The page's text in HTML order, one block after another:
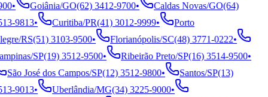
• Goiânia/GO(62) 3412-9700• Caldas Novas/GO(64)
9813• Curitiba/PR(41) 3012-9999•
Porto
/RS(51) 3103-9500• Florianópolis/SC(48) 3771-0222•
/SP(19) 3512-9500• Ribeirão Preto/SP(16) 3514-9500•
São José dos Campos/SP(12) 3512-9800• Santos/SP(13)
9013• Uberlândia/MG(34) 3225-9000•